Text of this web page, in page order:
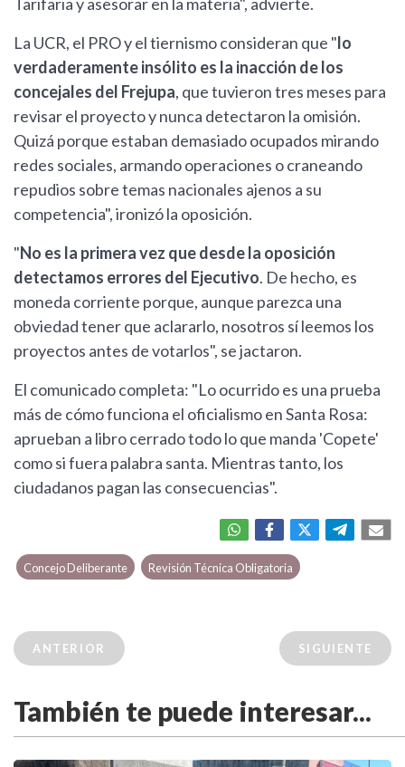
Tarifaria y asesorar en la materia", advierte.
La UCR, el PRO y el tiernismo consideran que "lo
verdaderamente insólito es la inacción de los
concejales del Frejupa, que tuvieron tres meses para
revisar el proyecto y nunca detectaron la omisión.
Quizá porque estaban demasiado ocupados mirando
redes sociales, armando operaciones o craneando
repudios sobre temas nacionales ajenos a su
competencia", ironizó la oposición.
"No es la primera vez que desde la oposición
detectamos errores del Ejecutivo. De hecho, es
moneda corriente porque, aunque parezca una
obviedad tener que aclararlo, nosotros sí leemos los
proyectos antes de votarlos", se jactaron.
El comunicado completa: "Lo ocurrido es una prueba
más de cómo funciona el oficialismo en Santa Rosa:
aprueban a libro cerrado todo lo que manda 'Copete'
como si fuera palabra santa. Mientras tanto, los
ciudadanos pagan las consecuencias".
Concejo Deliberante Revisión Técnica Obligatoria
ANTERIOR SIGUIENTE
También te puede interesar...